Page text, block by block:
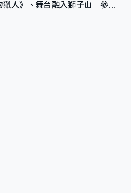
獵人》、舞台融入獅子山 參賽